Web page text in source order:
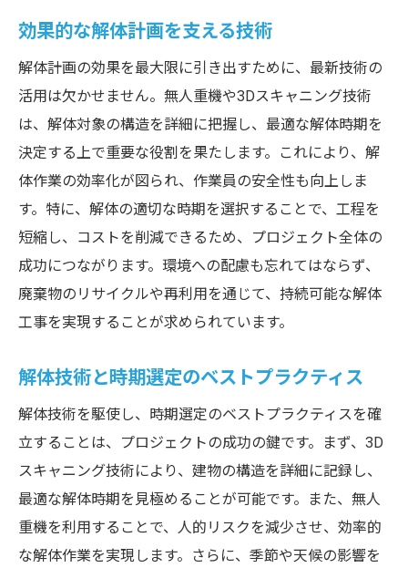
効果的な解体計画を支える技術
解体計画の効果を最大限に引き出すために、最新技術の
活用は欠かせません。無人重機や3Dスキャニング技術
は、解体対象の構造を詳細に把握し、最適な解体時期を
決定する上で重要な役割を果たします。これにより、解
体作業の効率化が図られ、作業員の安全性も向上しま
す。特に、解体の適切な時期を選択することで、工程を
短縮し、コストを削減できるため、プロジェクト全体の
成功につながります。環境への配慮も忘れてはならず、
廃棄物のリサイクルや再利用を通じて、持続可能な解体
工事を実現することが求められています。
解体技術と時期選定のベストプラクティス
解体技術を駆使し、時期選定のベストプラクティスを確
立することは、プロジェクトの成功の鍵です。まず、3D
スキャニング技術により、建物の構造を詳細に記録し、
最適な解体時期を見極めることが可能です。また、無人
重機を利用することで、人的リスクを減少させ、効率的
な解体作業を実現します。さらに、季節や天候の影響を